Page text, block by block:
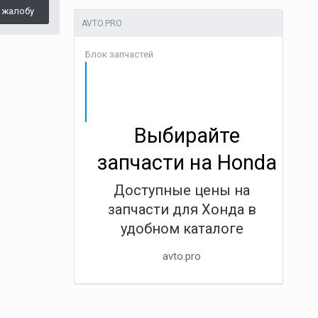
AVTO.PRO
Блок запчастей
Выбирайте
запчасти на Honda
Доступные цены на
запчасти для Хонда в
удобном каталоге
avto.pro